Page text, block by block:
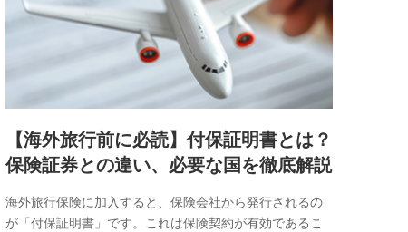
【海外旅行前に必読】付保証明書とは？
保険証券との違い、必要な国を徹底解説
海外旅行保険に加入すると、保険会社から発行されるの
が「付保証明書」です。これは保険契約が有効であるこ